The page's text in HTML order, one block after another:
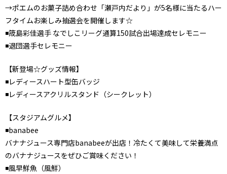
→ポエムのお菓子詰め合わせ「瀬戸内だより」が5名様に当たるハー
フタイムお楽しみ抽選会を開催します☆
◾️筬島彩佳選手 なでしこリーグ通算150試合出場達成セレモニー
◾️退団選手セレモニー
【新登場☆グッズ情報】
◾️レディースハート型缶バッジ
◾️レディースアクリルスタンド（シークレット）
【スタジアムグルメ】
◾️banabee
バナナジュース専門店banabeeが出店！冷たくて美味して栄養満点
のバナナジュースをぜひご賞味ください！
◾️風早鮮魚（風鮮）